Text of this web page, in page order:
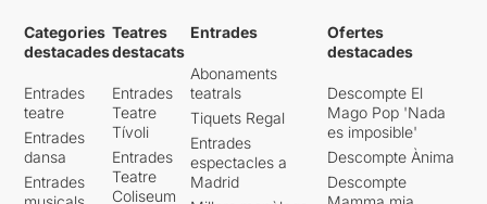
Categories
destacades
Entrades
teatre
Entrades
dansa
Entrades
Teatres
destacats
Entrades
Teatre
Tívoli
Entrades
Teatre
Coliseum
Entrades
Abonaments
teatrals
Tiquets Regal
Entrades
espectacles a
Madrid
Ofertes
destacades
Descompte El
Mago Pop 'Nada
es imposible'
Descompte Ànima
Descompte